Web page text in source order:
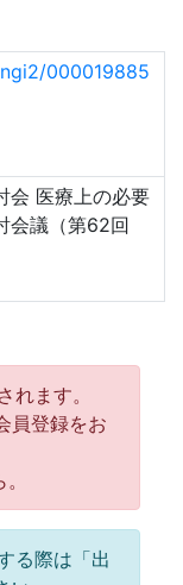
000019885
会 医療上の必要
会議（第62回
ます。
員登録をお
る際は「出